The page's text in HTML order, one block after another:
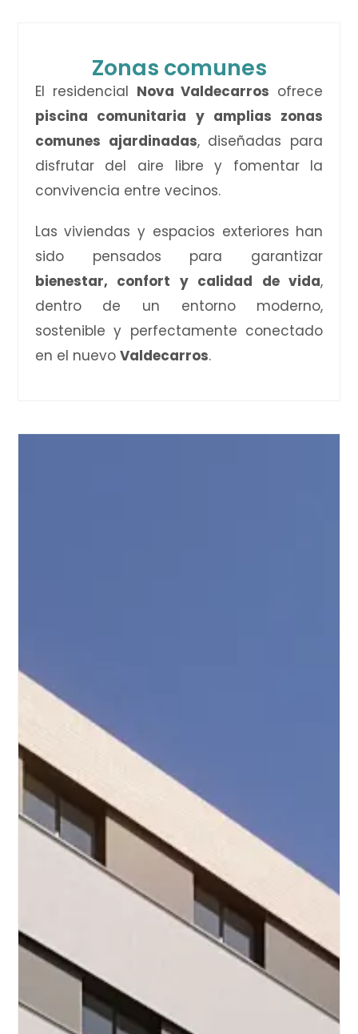
Zonas comunes
El residencial Nova Valdecarros ofrece
piscina comunitaria y amplias zonas
comunes ajardinadas, diseñadas para
disfrutar del aire libre y fomentar la
convivencia entre vecinos.
Las viviendas y espacios exteriores han
sido pensados para garantizar
bienestar, confort y calidad de vida,
dentro de un entorno moderno,
sostenible y perfectamente conectado
en el nuevo Valdecarros.